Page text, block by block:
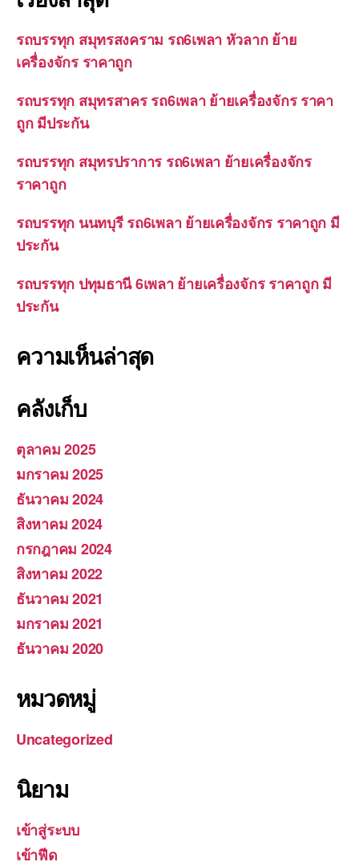
รถบรรทุก สมุทรสงคราม รถ6เพลา หัวลาก ย้าย
เครื่องจักร ราคาถูก
รถบรรทุก สมุทรสาคร รถ6เพลา ย้ายเครื่องจักร ราคา
ถูก มีประกัน
รถบรรทุก สมุทรปราการ รถ6เพลา ย้ายเครื่องจักร
ราคาถูก
รถบรรทุก นนทบุรี รถ6เพลา ย้ายเครื่องจักร ราคาถูก มี
ประกัน
รถบรรทุก ปทุมธานี 6เพลา ย้ายเครื่องจักร ราคาถูก มี
ประกัน
ความเห็นล่าสุด
คลังเก็บ
ตุลาคม 2025
มกราคม 2025
ธันวาคม 2024
สิงหาคม 2024
กรกฎาคม 2024
สิงหาคม 2022
ธันวาคม 2021
มกราคม 2021
ธันวาคม 2020
หมวดหมู่
Uncategorized
นิยาม
เข้าสู่ระบบ
เข้าฟีด